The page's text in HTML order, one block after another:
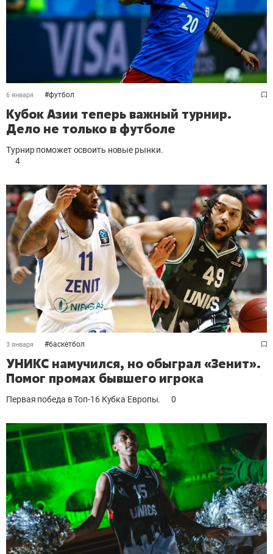
6 января #футбол
Кубок Азии теперь важный турнир.
Дело не только в футболе
Турнир поможет освоить новые рынки.
4
3 января #баскетбол
УНИКС намучился, но обыграл «Зенит».
Помог промах бывшего игрока
Первая победа в Топ-16 Кубка Европы. 0